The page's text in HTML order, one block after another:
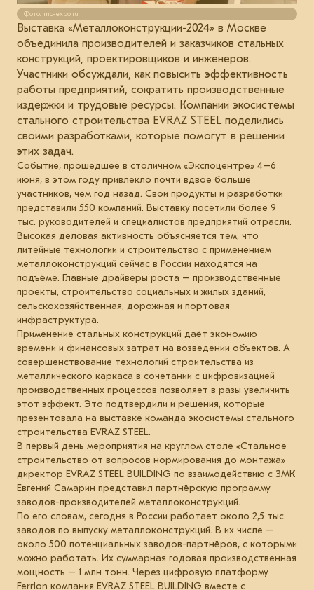
Фото: mc-expo.ru
Выставка «Металлоконструкции-2024» в Москве
объединила производителей и заказчиков стальных
конструкций, проектировщиков и инженеров.
Участники обсуждали, как повысить эффективность
работы предприятий, сократить производственные
издержки и трудовые ресурсы. Компании экосистемы
стального строительства EVRAZ STEEL поделились
своими разработками, которые помогут в решении
этих задач.
Событие, прошедшее в столичном «Экспоцентре» 4–6
июня, в этом году привлекло почти вдвое больше
участников, чем год назад. Свои продукты и разработки
представили 550 компаний. Выставку посетили более 9
тыс. руководителей и специалистов предприятий отрасли.
Высокая деловая активность объясняется тем, что
литейные технологии и строительство с применением
металлоконструкций сейчас в России находятся на
подъёме. Главные драйверы роста – производственные
проекты, строительство социальных и жилых зданий,
сельскохозяйственная, дорожная и портовая
инфраструктура.
Применение стальных конструкций даёт экономию
времени и финансовых затрат на возведении объектов. А
совершенствование технологий строительства из
металлического каркаса в сочетании с цифровизацией
производственных процессов позволяет в разы увеличить
этот эффект. Это подтвердили и решения, которые
презентовала на выставке команда экосистемы стального
строительства EVRAZ STEEL.
В первый день мероприятия на круглом столе «Стальное
строительство от вопросов нормирования до монтажа»
директор EVRAZ STEEL BUILDING по взаимодействию с ЗМК
Евгений Самарин представил партнёрскую программу
заводов-производителей металлоконструкций.
По его словам, сегодня в России работает около 2,5 тыс.
заводов по выпуску металлоконструкций. В их числе –
около 500 потенциальных заводов-партнёров, с которыми
можно работать. Их суммарная годовая производственная
мощность – 1 млн тонн. Через цифровую платформу
Ferrion компания EVRAZ STEEL BUILDING вместе с